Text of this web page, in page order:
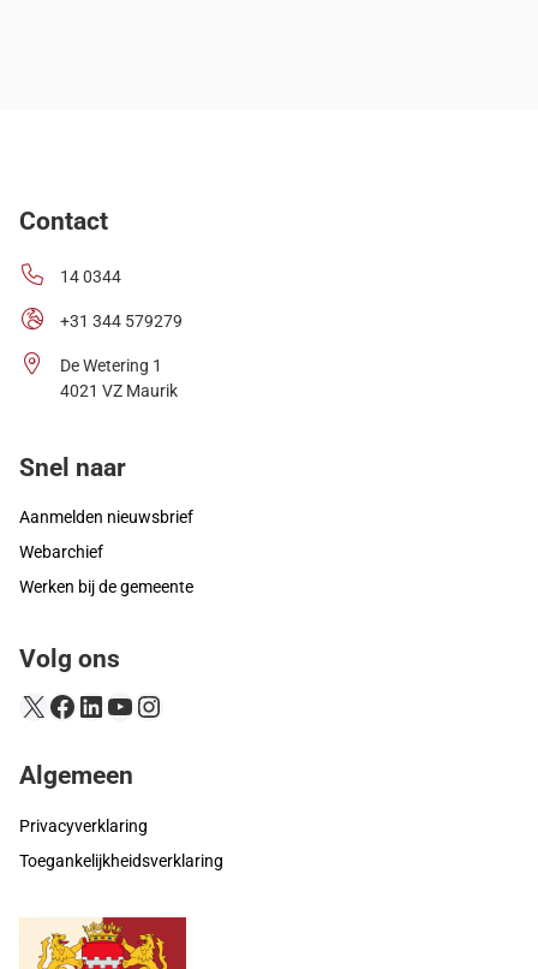
Contact
14 0344
+31 344 579279
De Wetering 1
4021 VZ Maurik
Snel naar
Aanmelden nieuwsbrief
Webarchief
Werken bij de gemeente
Volg ons
X Facebook
LinkedIn
YouTube
Instagram
Algemeen
Privacyverklaring
Toegankelijkheidsverklaring